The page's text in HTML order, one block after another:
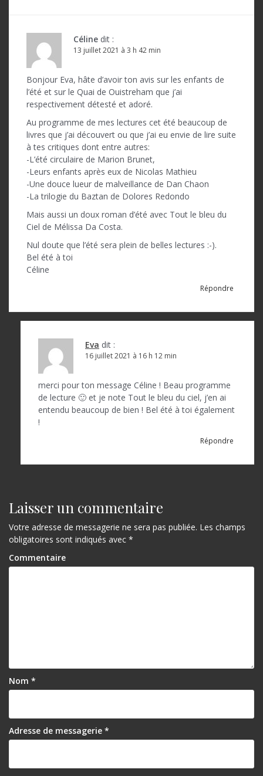
Céline dit :
13 juillet 2021 à 3 h 42 min
Bonjour Eva, hâte d’avoir ton avis sur les enfants de
l’été et sur le Quai de Ouistreham que j’ai
respectivement détesté et adoré.
Au programme de mes lectures cet été beaucoup de
livres que j’ai découvert ou que j’ai eu envie de lire suite
à tes critiques dont entre autres:
-L’été circulaire de Marion Brunet,
-Leurs enfants après eux de Nicolas Mathieu
-Une douce lueur de malveillance de Dan Chaon
-La trilogie du Baztan de Dolores Redondo
Mais aussi un doux roman d’été avec Tout le bleu du
Ciel de Mélissa Da Costa.
Nul doute que l’été sera plein de belles lectures :-).
Bel été à toi
Céline
Répondre
Eva dit :
16 juillet 2021 à 16 h 12 min
merci pour ton message Céline ! Beau programme
de lecture 🙂 et je note Tout le bleu du ciel, j’en ai
entendu beaucoup de bien ! Bel été à toi également
!
Répondre
Laisser un commentaire
Votre adresse de messagerie ne sera pas publiée. Les champs
obligatoires sont indiqués avec *
Commentaire
Nom *
Adresse de messagerie *